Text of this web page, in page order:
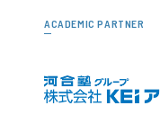
ACADEMIC PARTNER